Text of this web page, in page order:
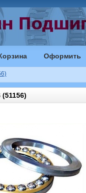
Оформить